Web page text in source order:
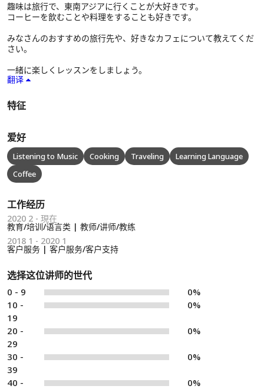
趣味は旅行で、東南アジアに行くことが大好きです。
コーヒーを飲むことや料理をすることも好きです。
みなさんのおすすめの旅行先や、好きなカフェについて教えてくだ
さい。
一緒に楽しくレッスンをしましょう。
翻译
特征
爱好
Listening to Music Cooking Traveling
Learning Language
Coffee
工作经历
2020 2 - 現在
教育/培训/语言类 | 教师/讲师/教练
2018 1 - 2020 1
客户服务 | 客户服务/客户支持
选择这位讲师的世代
0 - 9
0%
10 -
19
0%
20 -
29
0%
30 -
39
0%
40 -
0%